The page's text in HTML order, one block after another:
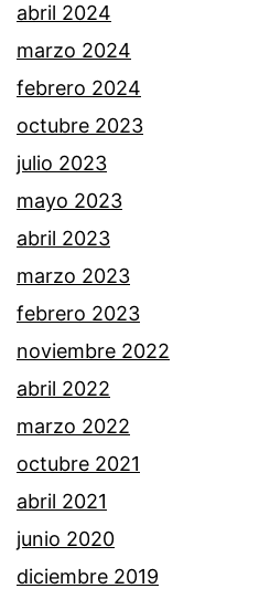
abril 2024
marzo 2024
febrero 2024
octubre 2023
julio 2023
mayo 2023
abril 2023
marzo 2023
febrero 2023
noviembre 2022
abril 2022
marzo 2022
octubre 2021
abril 2021
junio 2020
diciembre 2019